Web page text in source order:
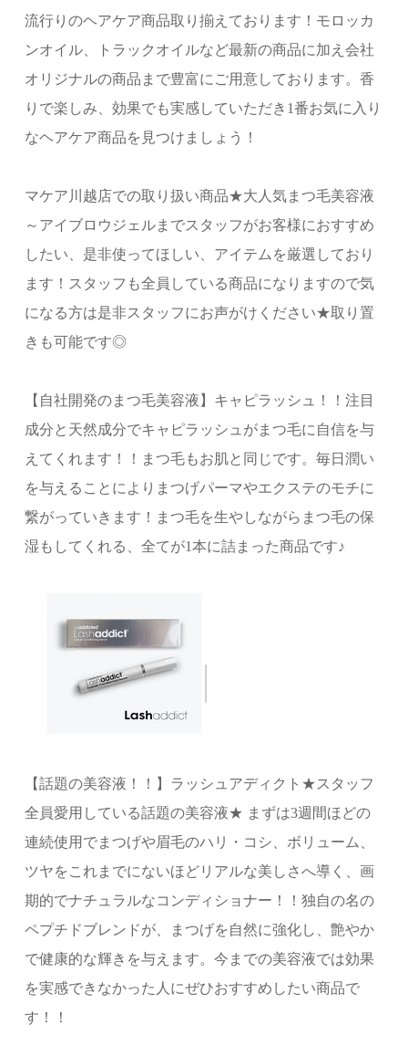
流行りのヘアケア商品取り揃えております！モロッカ
ンオイル、トラックオイルなど最新の商品に加え会社
オリジナルの商品まで豊富にご用意しております。香
りで楽しみ、効果でも実感していただき1番お気に入り
なヘアケア商品を見つけましょう！
マケア川越店での取り扱い商品★大人気まつ毛美容液
～アイブロウジェルまでスタッフがお客様におすすめ
したい、是非使ってほしい、アイテムを厳選しており
ます！スタッフも全員している商品になりますので気
になる方は是非スタッフにお声がけください★取り置
きも可能です◎
【自社開発のまつ毛美容液】キャピラッシュ！！注目
成分と天然成分でキャピラッシュがまつ毛に自信を与
えてくれます！！まつ毛もお肌と同じです。毎日潤い
を与えることによりまつげパーマやエクステのモチに
繋がっていきます！まつ毛を生やしながらまつ毛の保
湿もしてくれる、全てが1本に詰まった商品です♪
【話題の美容液！！】ラッシュアディクト★スタッフ
全員愛用している話題の美容液★ まずは3週間ほどの
連続使用でまつげや眉毛のハリ・コシ、ボリューム、
ツヤをこれまでにないほどリアルな美しさへ導く、画
期的でナチュラルなコンディショナー！！独自の名の
ペプチドブレンドが、まつげを自然に強化し、艶やか
で健康的な輝きを与えます。今までの美容液では効果
を実感できなかった人にぜひおすすめしたい商品で
す！！